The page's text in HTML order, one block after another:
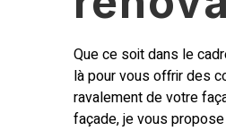
Que ce soit dans le
là pour vous offrir des
ravalement de votre
façade, je vous